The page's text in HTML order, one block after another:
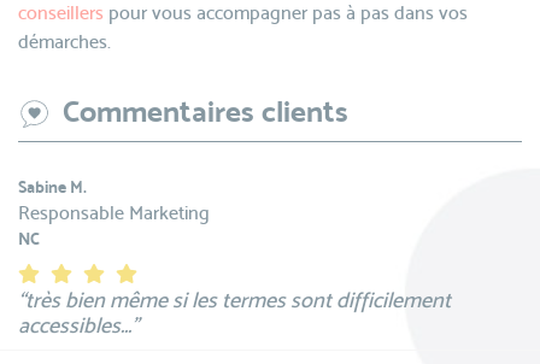
conseillers pour vous accompagner pas à pas dans vos
démarches.
Commentaires clients
Sabine M.
Responsable Marketing
NC
“très bien même si les termes sont difficilement
accessibles...”